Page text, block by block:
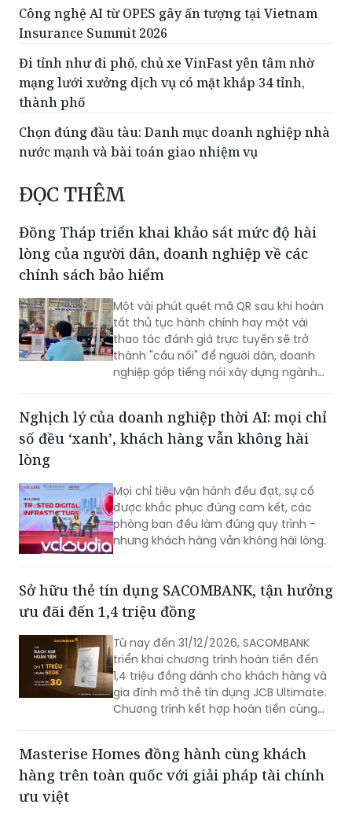
Công nghệ AI từ OPES gây ấn tượng tại Vietnam
Insurance Summit 2026
Đi tỉnh như đi phố, chủ xe VinFast yên tâm nhờ
mạng lưới xưởng dịch vụ có mặt khắp 34 tỉnh,
thành phố
Chọn đúng đầu tàu: Danh mục doanh nghiệp nhà
nước mạnh và bài toán giao nhiệm vụ
ĐỌC THÊM
Đồng Tháp triển khai khảo sát mức độ hài
lòng của người dân, doanh nghiệp về các
chính sách bảo hiểm
Một vài phút quét mã QR sau khi hoàn
tất thủ tục hành chính hay một vài
thao tác đánh giá trực tuyến sẽ trở
thành "cầu nối" để người dân, doanh
nghiệp góp tiếng nói xây dựng ngành
hơn.
Nghịch lý của doanh nghiệp thời AI: mọi chỉ
số đều ‘xanh’, khách hàng vẫn không hài
lòng
Mọi chỉ tiêu vận hành đều đạt, sự cố
được khắc phục đúng cam kết, các
phòng ban đều làm đúng quy trình -
nhưng khách hàng vẫn không hài lòng.
Sở hữu thẻ tín dụng SACOMBANK, tận hưởng
ưu đãi đến 1,4 triệu đồng
Từ nay đến 31/12/2026, SACOMBANK
triển khai chương trình hoàn tiền đến
1,4 triệu đồng dành cho khách hàng và
gia đình mở thẻ tín dụng JCB Ultimate.
Chương trình kết hợp hoàn tiền cùng
giao dịch đầu tiên.
Masterise Homes đồng hành cùng khách
hàng trên toàn quốc với giải pháp tài chính
ưu việt